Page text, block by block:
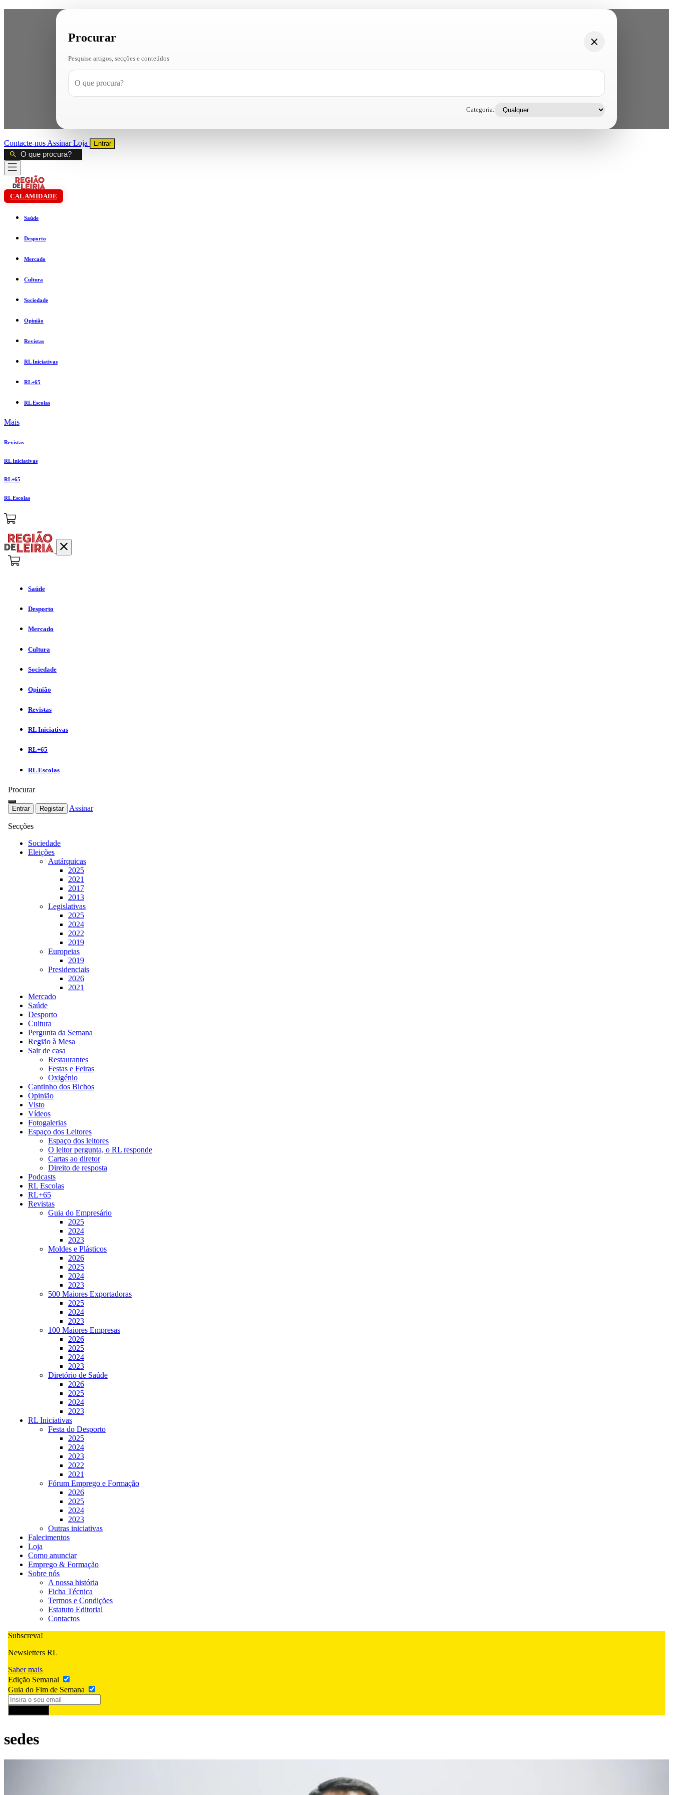
Procurar
Pesquise artigos, secções e conteúdos
Categoria:
Contacte-nos AssinarLoja Entrar
CALAMIDADE
Saúde
Desporto
Mercado
Cultura
Sociedade
Opinião
Revistas
RL Iniciativas
RL+65
RL Escolas
Mais
Revistas
RL Iniciativas
RL+65
RL Escolas
Saúde
Desporto
Mercado
Cultura
Sociedade
Opinião
Revistas
RL Iniciativas
RL+65
RL Escolas
Procurar
Entrar Registar Assinar
Secções
Sociedade
Eleições
Autárquicas
2025
2021
2017
2013
Legislativas
2025
2024
2022
2019
Europeias
2019
Presidenciais
2026
2021
Mercado
Saúde
Desporto
Cultura
Pergunta da Semana
Região à Mesa
Sair de casa
Restaurantes
Festas e Feiras
Oxigénio
Cantinho dos Bichos
Opinião
Visto
Vídeos
Fotogalerias
Espaço dos Leitores
Espaço dos leitores
O leitor pergunta, o RL responde
Cartas ao diretor
Direito de resposta
Podcasts
RL Escolas
RL+65
Revistas
Guia do Empresário
2025
2024
2023
Moldes e Plásticos
2026
2025
2024
2023
500 Maiores Exportadoras
2025
2024
2023
100 Maiores Empresas
2026
2025
2024
2023
Diretório de Saúde
2026
2025
2024
2023
RL Iniciativas
Festa do Desporto
2025
2024
2023
2022
2021
Fórum Emprego e Formação
2026
2025
2024
2023
Outras iniciativas
Falecimentos
Loja
Como anunciar
Emprego & Formação
Sobre nós
A nossa história
Ficha Técnica
Termos e Condições
Estatuto Editorial
Contactos
Subscreva!
Newsletters RL
Saber mais
Edição Semanal
Guia do Fim de Semana
sedes